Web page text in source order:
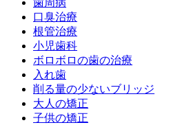
歯周病
口臭治療
根管治療
小児歯科
ボロボロの歯の治療
入れ歯
削る量の少ないブリッジ
大人の矯正
子供の矯正